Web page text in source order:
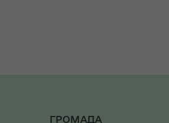
ГРОМАДА